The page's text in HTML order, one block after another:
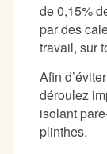
de 0,15%
par des
travail, sur
Afin
déroulez
isolant
plinthes.